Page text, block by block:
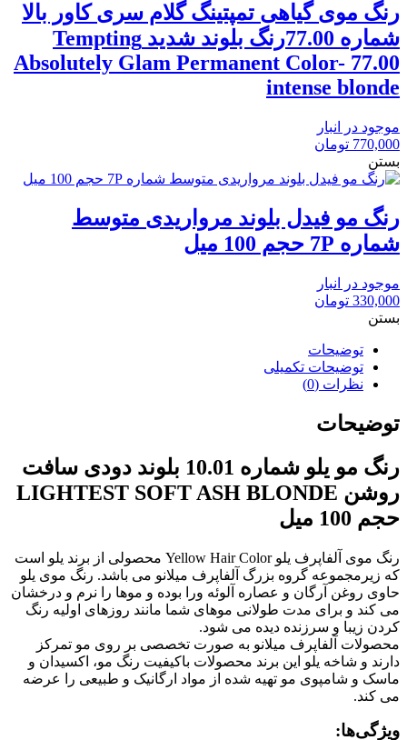
رنگ موی گیاهی تمپتینگ گلام سری کاور بالا
شماره 77.00رنگ بلوند شدید Tempting
Absolutely Glam Permanent Color- 77.00
intense blonde
موجود در انبار
770,000 تومان
بستن
رنگ مو فیدل بلوند مرواریدی متوسط
شماره 7P حجم 100 میل
موجود در انبار
330,000 تومان
بستن
توضیحات
توضیحات تکمیلی
نظرات (0)
توضیحات
رنگ مو یلو شماره 10.01 بلوند دودی سافت
روشن LIGHTEST SOFT ASH BLONDE
حجم 100 میل
رنگ موی آلفاپرف یلو Yellow Hair Color محصولی از برند یلو است
که زیرمجموعه گروه بزرگ آلفاپرف میلانو می باشد. رنگ موی یلو
حاوی روغن آرگان و عصاره آلوئه ورا بوده و موها را نرم و درخشان
می کند و برای مدت طولانی موهای شما مانند روزهای اولیه رنگ
کردن زیبا و سرزنده دیده می شود.
محصولات آلفاپرف میلانو به صورت تخصصی بر روی مو تمرکز
دارند و شاخه یلو این برند محصولات باکیفیت رنگ مو، اکسیدان و
ماسک و شامپوی مو تهیه شده از مواد ارگانیک و طبیعی را عرضه
می کند.
ویژگی‌ها: